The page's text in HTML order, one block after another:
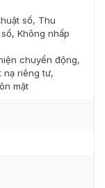
xa bằng điện thoại
lựa chọn tuyệt
số, Thu
Không nhấp
chuyển động,
nạ riêng tư,
mặt